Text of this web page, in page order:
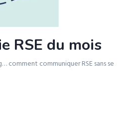
RSE du mois
comment communiquer RSE sans se